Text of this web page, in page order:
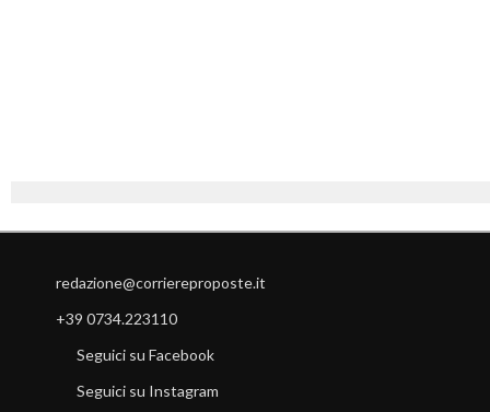
redazione@corriereproposte.it
+39 0734.223110
Seguici su Facebook
Seguici su Instagram